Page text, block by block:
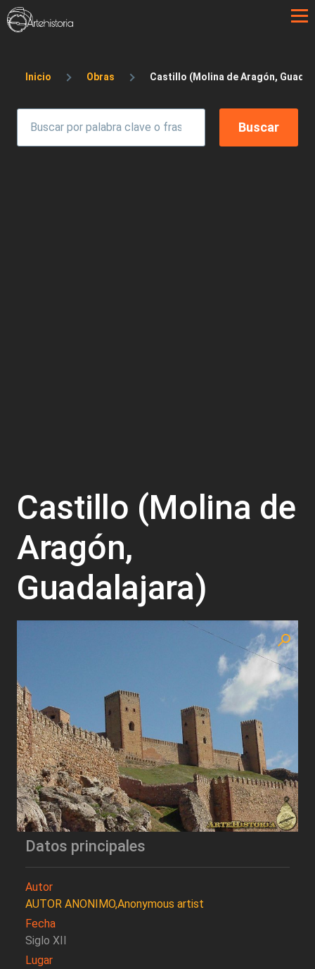
Pasar al contenido principal
Sobrescribir enlaces de ayuda a la
Inicio Obras Castillo (Molina de Aragón,
Castillo (Molina de
Aragón,
Guadalajara)
Datos principales
Autor
AUTOR ANONIMO,Anonymous artist
Fecha
Siglo XII
Lugar